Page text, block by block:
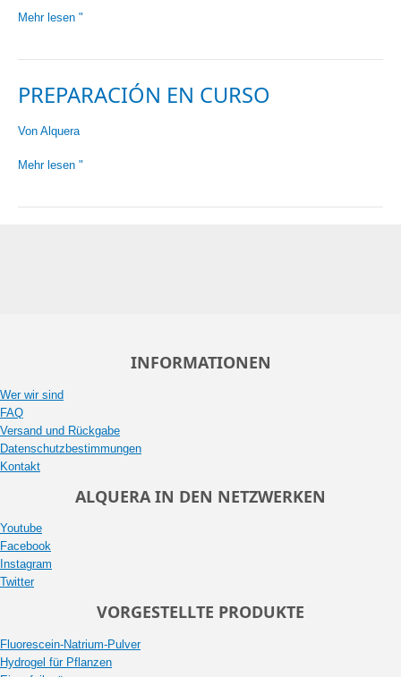
Gesendet
Mehr lesen "
PREPARACIÓN EN CURSO
Von Alquera
Preparación
Mehr lesen "
INFORMATIONEN
Wer wir sind
FAQ
Versand und Rückgabe
Datenschutzbestimmungen
Kontakt
ALQUERA IN DEN NETZWERKEN
Youtube
Facebook
Instagram
Twitter
VORGESTELLTE PRODUKTE
Fluorescein-Natrium-Pulver
Hydrogel für Pflanzen